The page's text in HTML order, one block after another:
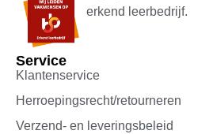
erkend leerbedrijf.
Service
Klantenservice
Herroepingsrecht/retourneren
Verzend- en leveringsbeleid